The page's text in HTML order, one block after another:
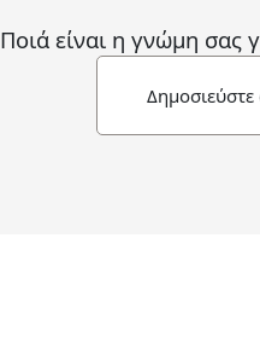
Ποιά είναι η γνώμη σας